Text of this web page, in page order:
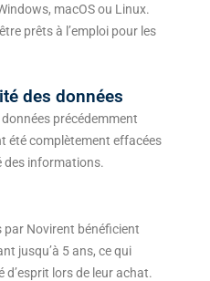
macOS ou Linux.
prêts à l’emploi pour les
des données
précédemment
été complètement effacées
informations.
par Novirent bénéficient
jusqu’à 5 ans, ce qui
lors de leur achat.